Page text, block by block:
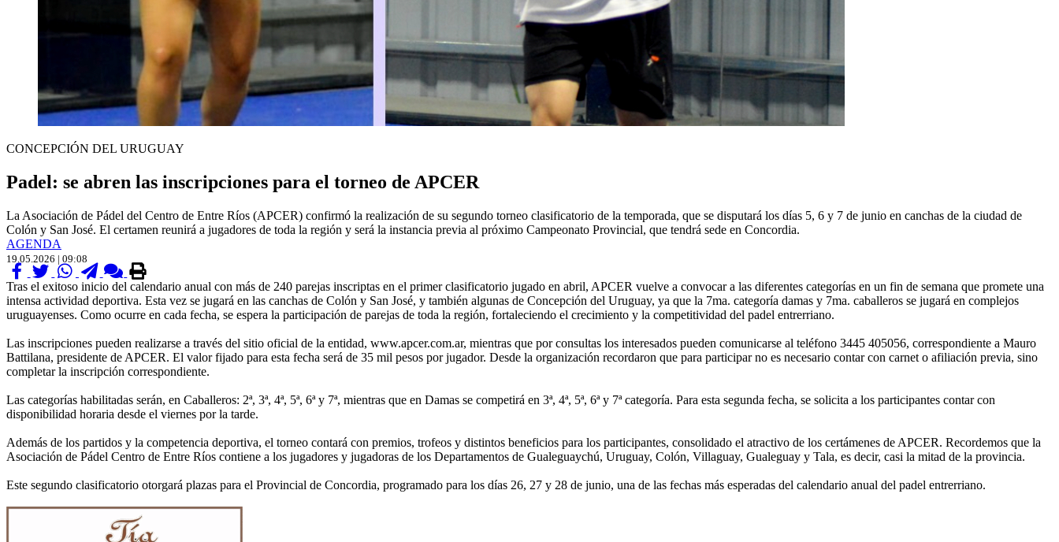
CONCEPCIÓN DEL URUGUAY
Padel: se abren las inscripciones para el torneo de APCER
La Asociación de Pádel del Centro de Entre Ríos (APCER) confirmó la realización de su segundo torneo clasificatorio de la temporada, que se disputará los días 5, 6 y 7 de junio en canchas de la ciudad de
Colón y San José. El certamen reunirá a jugadores de toda la región y será la instancia previa al próximo Campeonato Provincial, que tendrá sede en Concordia.
AGENDA
19.05.2026 | 09:08
Tras el exitoso inicio del calendario anual con más de 240 parejas inscriptas en el primer clasificatorio jugado en abril, APCER vuelve a convocar a las diferentes categorías en un fin de semana que promete una
intensa actividad deportiva. Esta vez se jugará en las canchas de Colón y San José, y también algunas de Concepción del Uruguay, ya que la 7ma. categoría damas y 7ma. caballeros se jugará en complejos
uruguayenses. Como ocurre en cada fecha, se espera la participación de parejas de toda la región, fortaleciendo el crecimiento y la competitividad del padel entrerriano.
Las inscripciones pueden realizarse a través del sitio oficial de la entidad, www.apcer.com.ar, mientras que por consultas los interesados pueden comunicarse al teléfono 3445 405056, correspondiente a Mauro
Battilana, presidente de APCER. El valor fijado para esta fecha será de 35 mil pesos por jugador. Desde la organización recordaron que para participar no es necesario contar con carnet o afiliación previa, sino
completar la inscripción correspondiente.
Las categorías habilitadas serán, en Caballeros: 2ª, 3ª, 4ª, 5ª, 6ª y 7ª, mientras que en Damas se competirá en 3ª, 4ª, 5ª, 6ª y 7ª categoría. Para esta segunda fecha, se solicita a los participantes contar con
disponibilidad horaria desde el viernes por la tarde.
Además de los partidos y la competencia deportiva, el torneo contará con premios, trofeos y distintos beneficios para los participantes, consolidado el atractivo de los certámenes de APCER. Recordemos que la
Asociación de Pádel Centro de Entre Ríos contiene a los jugadores y jugadoras de los Departamentos de Gualeguaychú, Uruguay, Colón, Villaguay, Gualeguay y Tala, es decir, casi la mitad de la provincia.
Este segundo clasificatorio otorgará plazas para el Provincial de Concordia, programado para los días 26, 27 y 28 de junio, una de las fechas más esperadas del calendario anual del padel entrerriano.